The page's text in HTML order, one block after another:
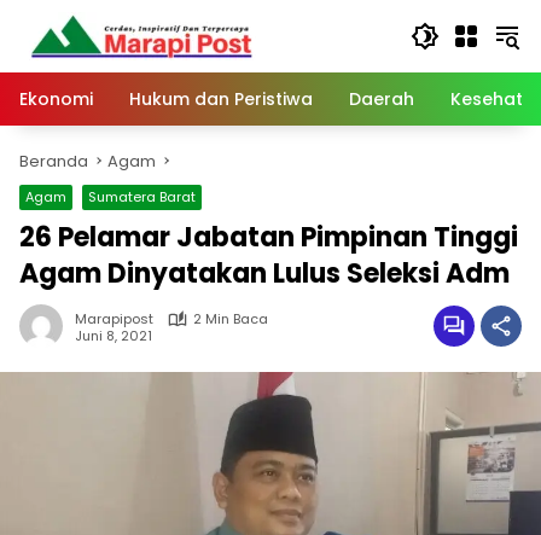
Langsung
konten
Ekonomi
Hukum dan Peristiwa Daerah
Beranda Agam
Agam Sumatera Barat
26 Pelamar Jabatan Pimpinan Tinggi
Agam Dinyatakan Lulus Seleksi Adm
Marapipost
2 Min Baca
Juni 8, 2021